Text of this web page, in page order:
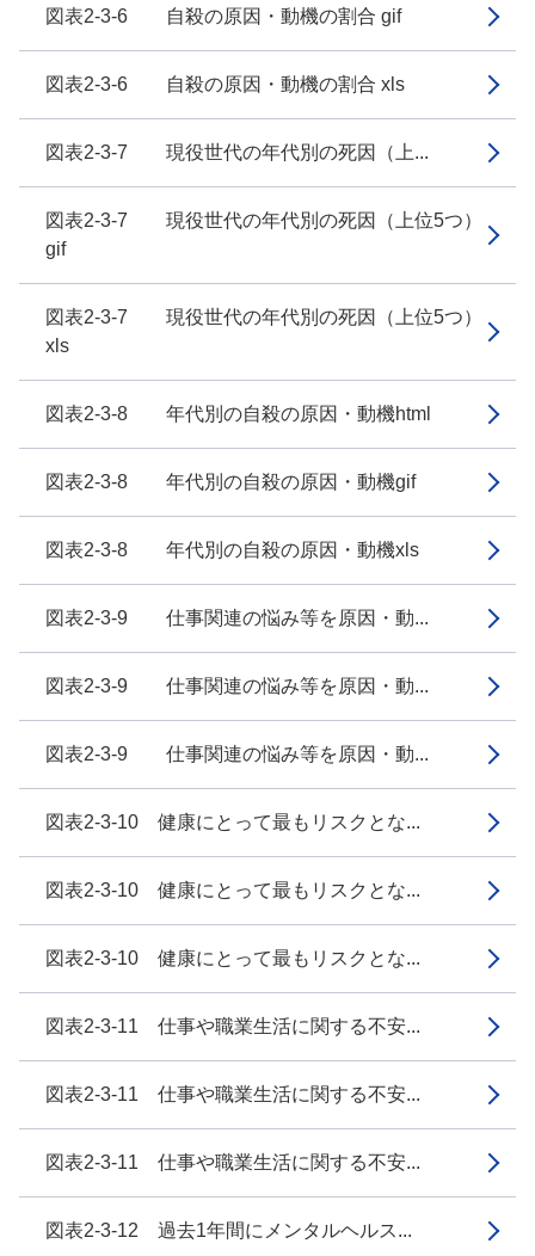
図表2-3-6 自殺の原因・動機の割合 gif
図表2-3-6 自殺の原因・動機の割合 xls
図表2-3-7 現役世代の年代別の死因（上...
図表2-3-7 現役世代の年代別の死因（上位5つ）
gif
図表2-3-7 現役世代の年代別の死因（上位5つ）
xls
図表2-3-8 年代別の自殺の原因・動機html
図表2-3-8 年代別の自殺の原因・動機gif
図表2-3-8 年代別の自殺の原因・動機xls
図表2-3-9 仕事関連の悩み等を原因・動...
図表2-3-9 仕事関連の悩み等を原因・動...
図表2-3-9 仕事関連の悩み等を原因・動...
図表2-3-10 健康にとって最もリスクとな...
図表2-3-10 健康にとって最もリスクとな...
図表2-3-10 健康にとって最もリスクとな...
図表2-3-11 仕事や職業生活に関する不安...
図表2-3-11 仕事や職業生活に関する不安...
図表2-3-11 仕事や職業生活に関する不安...
図表2-3-12 過去1年間にメンタルヘルス...